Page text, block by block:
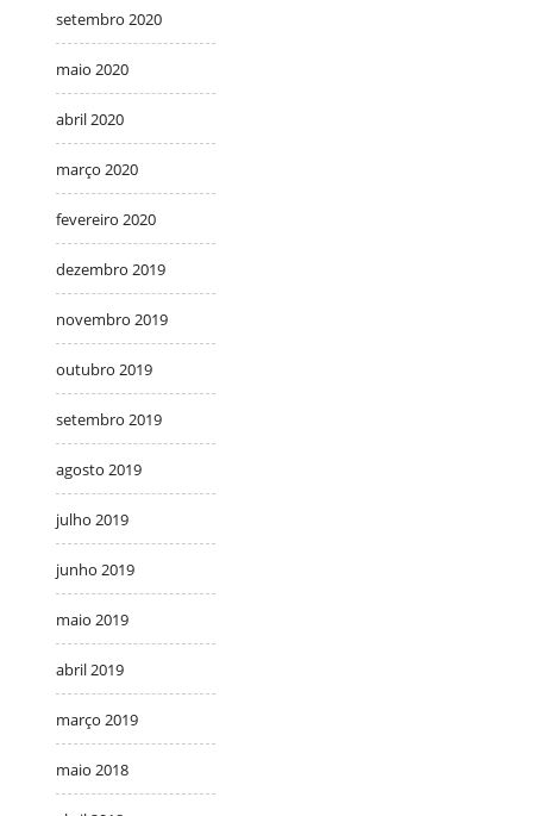
setembro 2020
maio 2020
abril 2020
março 2020
fevereiro 2020
dezembro 2019
novembro 2019
outubro 2019
setembro 2019
agosto 2019
julho 2019
junho 2019
maio 2019
abril 2019
março 2019
maio 2018